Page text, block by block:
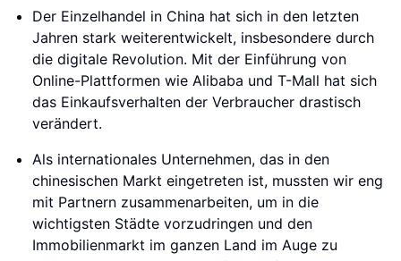
Der Einzelhandel in China hat sich in den letzten
Jahren stark weiterentwickelt, insbesondere durch
die digitale Revolution. Mit der Einführung von
Online-Plattformen wie Alibaba und T-Mall hat sich
das Einkaufsverhalten der Verbraucher drastisch
verändert.
Als internationales Unternehmen, das in den
chinesischen Markt eingetreten ist, mussten wir eng
mit Partnern zusammenarbeiten, um in die
wichtigsten Städte vorzudringen und den
Immobilienmarkt im ganzen Land im Auge zu